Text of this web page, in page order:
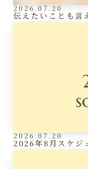
2026.07.20
伝えたいことも言
2026.07.20
2026年8月スケジ